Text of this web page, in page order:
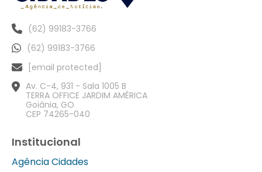
(62) 99183-3766
(62) 99183-3766
[email protected]
Av. C-4, 931 - Sala 1005 B
TERRA OFFICE JARDIM AMÉRICA
Goiânia, GO
CEP 74265-040
Institucional
Agência Cidades